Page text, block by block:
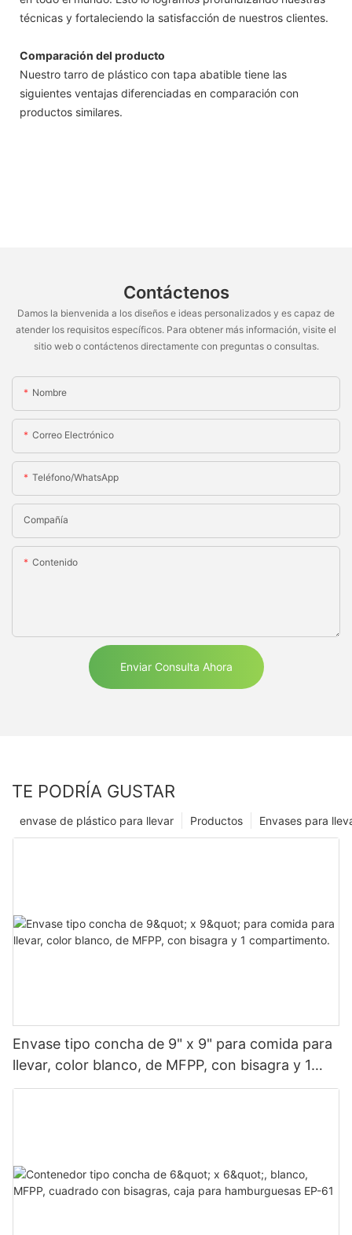
técnicas y fortaleciendo la satisfacción de nuestros clientes.
Comparación del producto
Nuestro tarro de plástico con tapa abatible tiene las
siguientes ventajas diferenciadas en comparación con
productos similares.
Contáctenos
Damos la bienvenida a los diseños e ideas personalizados y es capaz de
atender los requisitos específicos. Para obtener más información, visite el
sitio web o contáctenos directamente con preguntas o consultas.
Nombre
Correo Electrónico
Teléfono/WhatsApp
Compañía
Contenido
Enviar Consulta Ahora
TE PODRÍA GUSTAR
Envases para
Productos
envase de plástico para llevar
Envase tipo concha de 9" x 9" para comida para
llevar, color blanco, de MFPP, con bisagra y 1
compartimento.